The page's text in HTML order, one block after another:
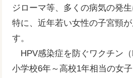
ジローマ等、多くの病気の発生
特に、近年若い女性の子宮頸
す。
HPV感染症を防ぐワクチン（
小学校6年～高校1年相当の女